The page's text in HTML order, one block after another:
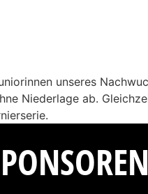
unseres
Niederlage ab.